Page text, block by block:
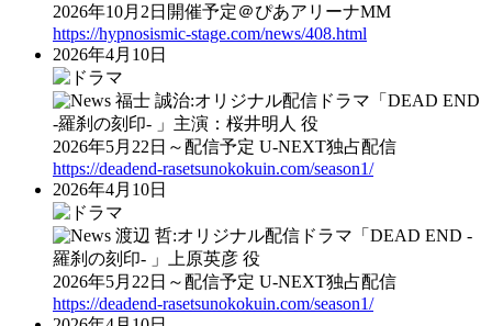
2026年10月2日開催予定＠ぴあアリーナMM
https://hypnosismic-stage.com/news/408.html
2026年4月10日
福士 誠治:オリジナル配信ドラマ「DEAD END
-羅刹の刻印‐ 」主演：桜井明人 役
2026年5月22日～配信予定 U-NEXT独占配信
https://deadend-rasetsunokokuin.com/season1/
2026年4月10日
渡辺 哲:オリジナル配信ドラマ「DEAD END -
羅刹の刻印‐ 」上原英彦 役
2026年5月22日～配信予定 U-NEXT独占配信
https://deadend-rasetsunokokuin.com/season1/